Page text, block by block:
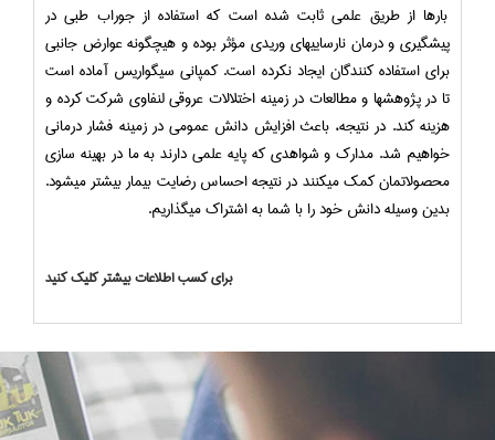
بارها از طریق علمی ثابت شده است که استفاده از جوراب طبی در
پیشگیری و درمان نارساییهای وریدی مؤثر بوده و هیچگونه عوارض جانبی
برای استفاده کنندگان ایجاد نکرده است. کمپانی سیگواریس آماده است
تا در پژوهشها و مطالعات در زمینه اختلالات عروقی لنفاوی شرکت کرده و
هزینه کند. در نتیجه، باعث افزایش دانش عمومی در زمینه فشار درمانی
خواهیم شد. مدارک و شواهدی که پایه علمی دارند به ما در بهینه سازی
محصولاتمان کمک میکنند در نتیجه احساس رضایت بیمار بیشتر میشود.
بدین وسیله دانش خود را با شما به اشتراک میگذاریم.
برای کسب اطلاعات بیشتر کلیک کنید